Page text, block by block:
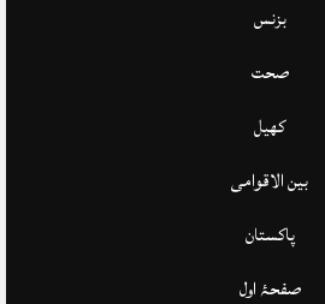
بزنس
صحت
کھیل
بین الاقوامی
پاکستان
صفحۂ اول